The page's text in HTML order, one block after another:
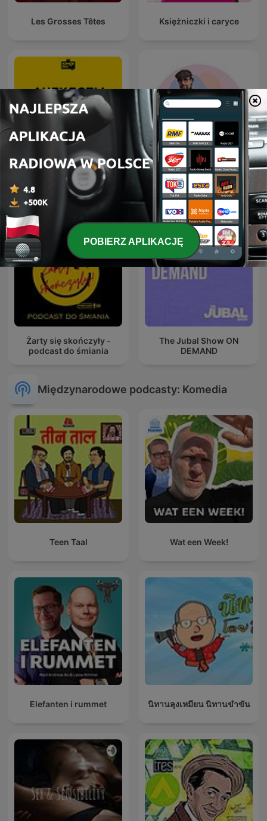
Les Grosses Têtes Księżniczki i caryce
Анекдоты Игоря
Маменко
MÓWI SIĘ
Żarty się skończyły -
podcast do śmiania
The Jubal Show ON
DEMAND
Międzynarodowe podcasty: Komedia
Teen Taal Wat een Week!
Elefanten i rummet นิทานลุงเหมียน นิทานขำขัน
POBIERZ APLIKACJĘ